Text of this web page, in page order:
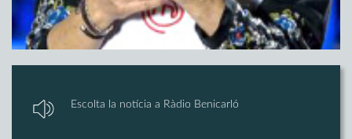
Escolta la notícia a Ràdio Benicarló